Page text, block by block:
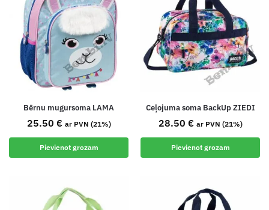
Bērnu mugursoma LAMA
25.50 € ar PVN (21%)
Pievienot grozam
Ceļojuma soma BackUp ZIEDI
28.50 € ar PVN (21%)
Pievienot grozam